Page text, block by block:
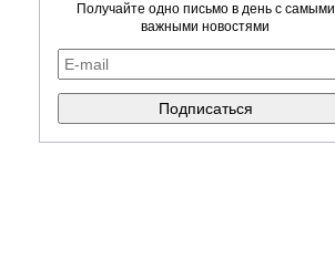
Получайте одно письмо в день с самыми
важными новостями